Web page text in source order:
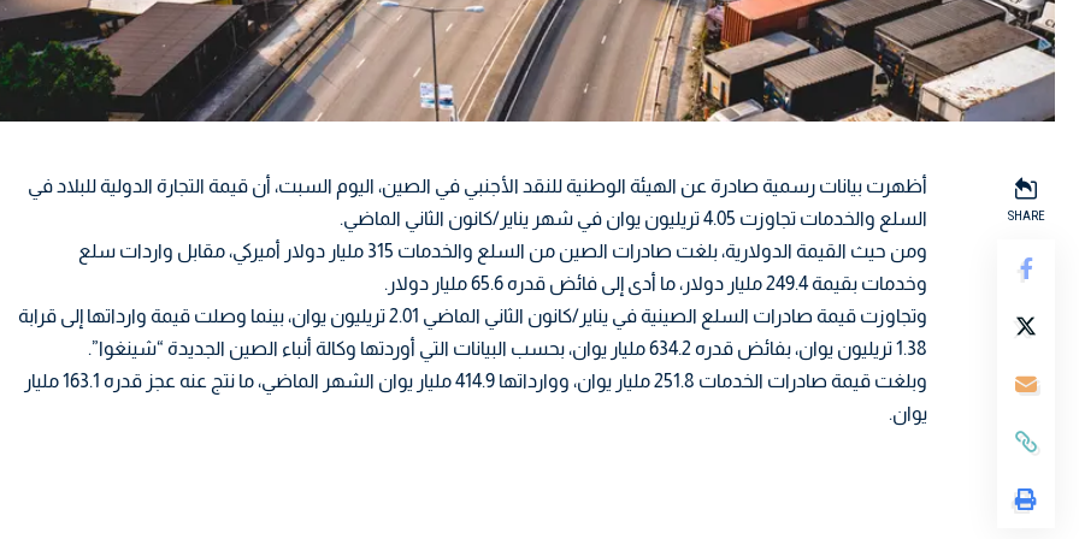
SHARE
أظهرت بيانات رسمية صادرة عن الهيئة الوطنية للنقد الأجنبي في الصين، اليوم السبت، أن قيمة التجارة الدولية للبلاد في
السلع والخدمات تجاوزت 4.05 تريليون يوان في شهر يناير/كانون الثاني الماضي.
ومن حيث القيمة الدولارية، بلغت صادرات الصين من السلع والخدمات 315 مليار دولار أميركي، مقابل واردات سلع
وخدمات بقيمة 249.4 مليار دولار، ما أدى إلى فائض قدره 65.6 مليار دولار.
وتجاوزت قيمة صادرات السلع الصينية في يناير/كانون الثاني الماضي 2.01 تريليون يوان، بينما وصلت قيمة وارداتها إلى قرابة
1.38 تريليون يوان، بفائض قدره 634.2 مليار يوان، بحسب البيانات التي أوردتها وكالة أنباء الصين الجديدة “شينغوا”.
وبلغت قيمة صادرات الخدمات 251.8 مليار يوان، ووارداتها 414.9 مليار يوان الشهر الماضي، ما نتج عنه عجز قدره 163.1 مليار
يوان.